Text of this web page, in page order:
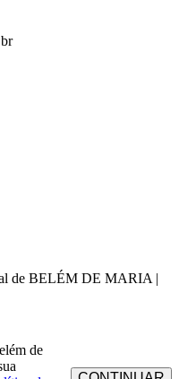
de BELÉM DE MARIA |
de